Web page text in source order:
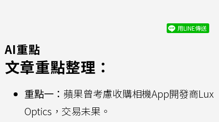
用LINE傳送
AI重點
文章重點整理：
重點一： 蘋果曾考慮收購相機App開發商Lux
Optics，交易未果。